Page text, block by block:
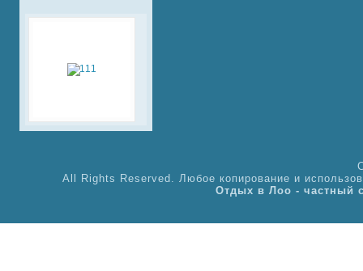
All Rights Reserved. Любое копирование и
Отдых в Лоо - частный